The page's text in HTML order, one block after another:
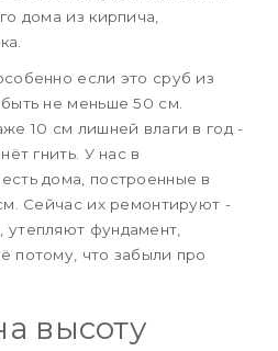
дома из кирпича,
если это сруб из
не меньше 50 см.
10 см лишней влаги в год -
гнить. У нас в
дома, построенные в
Сейчас их ремонтируют -
фундамент,
потому, что забыли про
высоту